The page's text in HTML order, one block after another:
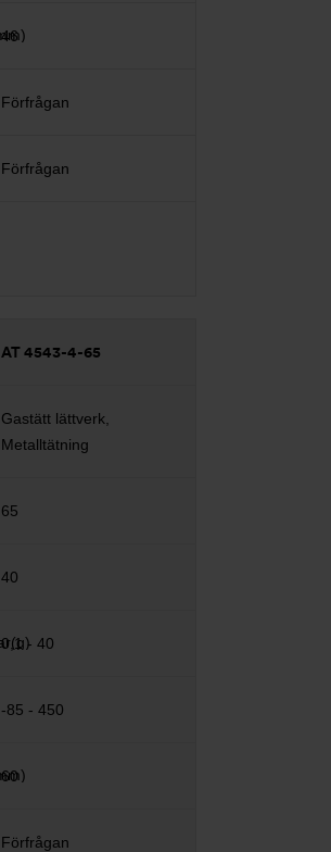
46
Förfrågan
Förfrågan
AT 4543-4-65
Gastätt lättverk,
Metalltätning
65
40
0,1 - 40
-85 - 450
60
Förfrågan